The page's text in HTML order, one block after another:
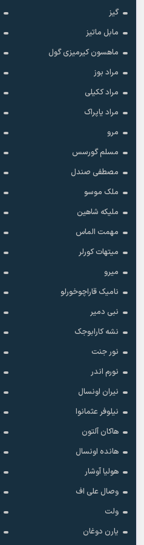
گیز
مابل ماتیز
ماهسون کیرمیزی گول
مراد بوز
مراد ککیلی
مراد یاپراک
مرو
مسلم گورسس
مصطفی صندل
ملک موسو
ملیکه شاهین
مهمت الماس
میتهات کورلر
میرو
نامیک قاراچوخورلو
نبی دمیر
نشه کارابوجک
نور جنت
نورم اندر
نیران اونسال
نیلوفر عثمانوا
هاکان آلتون
هانده اونسال
هولیا آوشار
وصال علی اف
ولت
یارن دوغان